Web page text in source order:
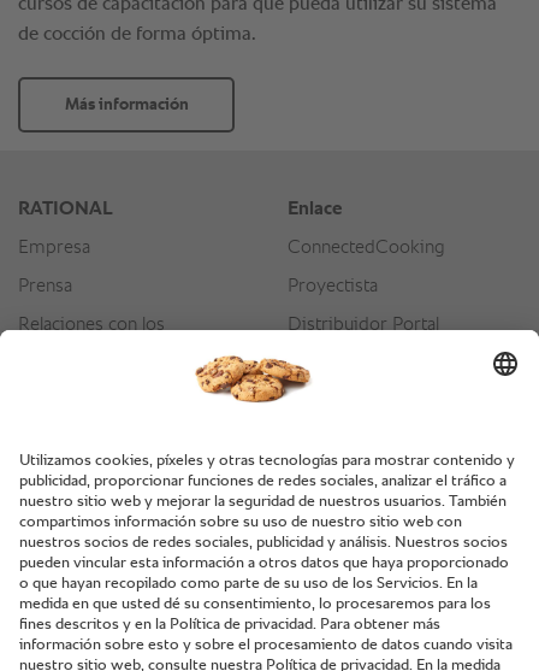
cursos de capacitación para que pueda utilizar su sistema
de cocción de forma óptima.
Más información